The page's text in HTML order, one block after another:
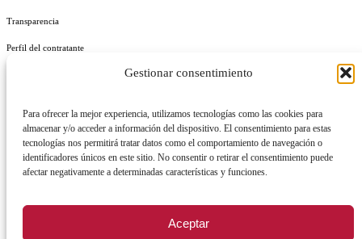
Gestionar consentimiento
Para ofrecer la mejor experiencia, utilizamos tecnologías como las cookies para
almacenar y/o acceder a información del dispositivo. El consentimiento para estas
tecnologías nos permitirá tratar datos como el comportamiento de navegación o
identificadores únicos en este sitio. No consentir o retirar el consentimiento puede
afectar negativamente a determinadas características y funciones.
Aceptar
Transparencia
Perfil del contratante
REGISTRO DE ACTIVIDADES DE TRATAMIENTO